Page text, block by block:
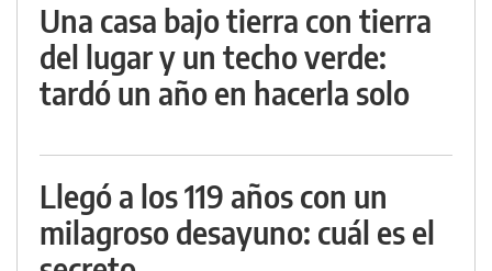
Una casa bajo tierra con tierra
del lugar y un techo verde:
tardó un año en hacerla solo
Llegó a los 119 años con un
milagroso desayuno: cuál es el